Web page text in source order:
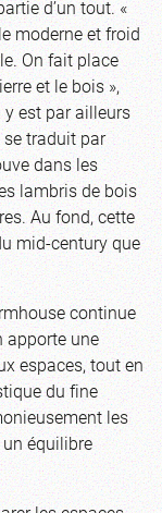
d’un tout. «
moderne et froid
On fait place
et le bois »,
est par ailleurs
se traduit par
dans les
lambris de bois
Au fond, cette
mid-century que
continue
apporte une
espaces, tout en
du fine
les
équilibre